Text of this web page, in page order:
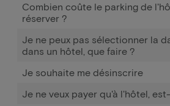
Combien coûte le parking de
réserver ?
Je ne peux pas sélectionner la
dans un hôtel, que faire ?
Je souhaite me désinscrire
Je ne veux payer qu'à l'hôtel,